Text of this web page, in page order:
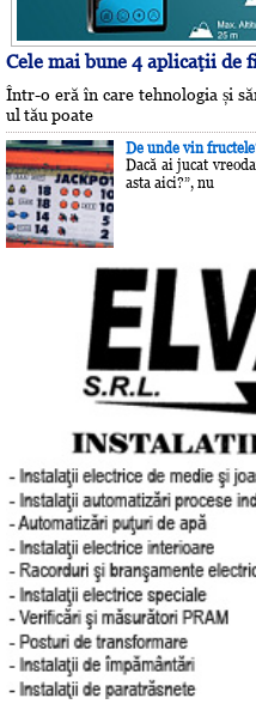
Cele mai bune 4 aplicaţii de
Într-o eră în care tehnologia și
ul tău poate
De unde vin
Dacă ai jucat
asta aici?”, nu